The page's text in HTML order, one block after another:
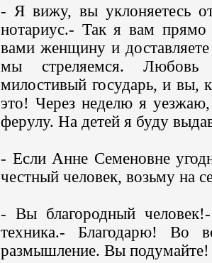
- Я вижу, вы уклоняетесь
нотариус.- Так я вам прямо
вами женщину и
мы стреляемся. Любовь
милостивый государь, и вы,
это! Через неделю я
ферулу. На детей я буду
- Если Анне Семеновне
честный человек, возьму на
- Вы благородный
техника.- Благодарю! Во
размышление. Вы подумайте!